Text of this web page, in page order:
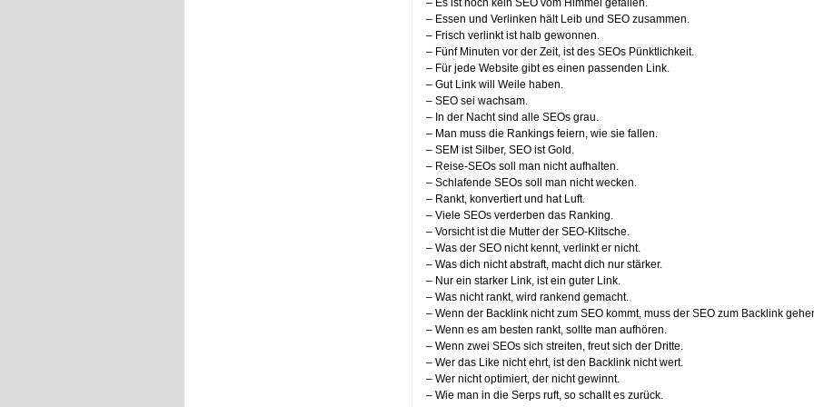
– Es ist noch kein SEO vom Himmel gefallen.
– Essen und Verlinken hält Leib und SEO zusammen.
– Frisch verlinkt ist halb gewonnen.
– Fünf Minuten vor der Zeit, ist des SEOs Pünktlichkeit.
– Für jede Website gibt es einen passenden Link.
– Gut Link will Weile haben.
– SEO sei wachsam.
– In der Nacht sind alle SEOs grau.
– Man muss die Rankings feiern, wie sie fallen.
– SEM ist Silber, SEO ist Gold.
– Reise-SEOs soll man nicht aufhalten.
– Schlafende SEOs soll man nicht wecken.
– Rankt, konvertiert und hat Luft.
– Viele SEOs verderben das Ranking.
– Vorsicht ist die Mutter der SEO-Klitsche.
– Was der SEO nicht kennt, verlinkt er nicht.
– Was dich nicht abstraft, macht dich nur stärker.
– Nur ein starker Link, ist ein guter Link.
– Was nicht rankt, wird rankend gemacht.
– Wenn der Backlink nicht zum SEO kommt, muss der SEO zum Backlink
– Wenn es am besten rankt, sollte man aufhören.
– Wenn zwei SEOs sich streiten, freut sich der Dritte.
– Wer das Like nicht ehrt, ist den Backlink nicht wert.
– Wer nicht optimiert, der nicht gewinnt.
– Wie man in die Serps ruft, so schallt es zurück.